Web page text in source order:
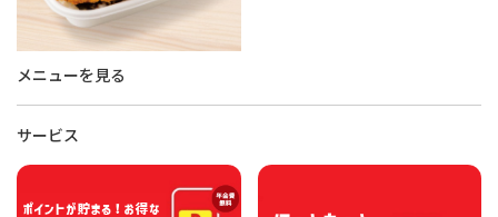
メニューを見る
サービス